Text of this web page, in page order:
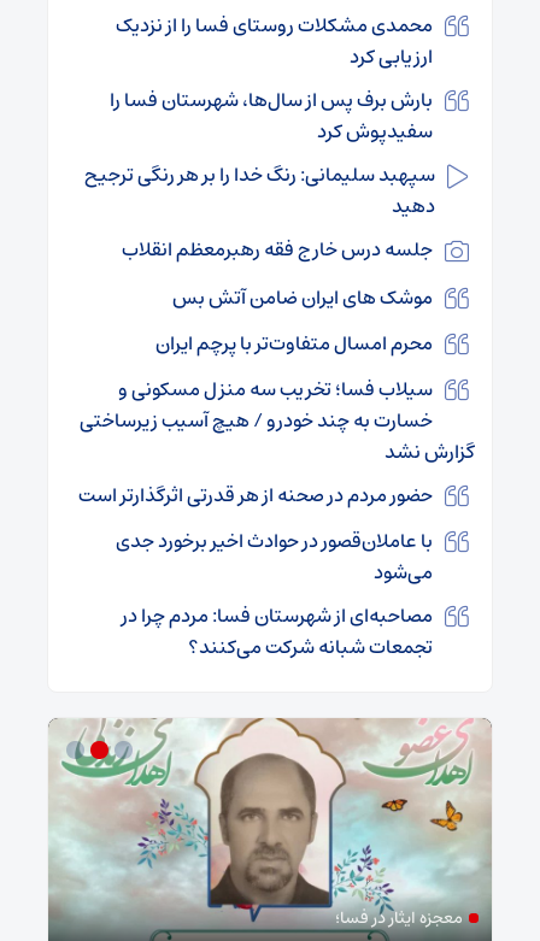
محمدی مشکلات روستای فسا را از نزدیک
ارزیابی کرد
بارش برف پس از سال‌ها، شهرستان فسا را
سفیدپوش کرد
سپهبد سلیمانی: رنگ خدا را بر هر رنگی ترجیح
دهید
جلسه درس خارج فقه رهبرمعظم انقلاب
موشک های ایران ضامن آتش بس
محرم امسال متفاوت‌تر با پرچم ایران
سیلاب فسا؛ تخریب سه منزل مسکونی و
خسارت به چند خودرو / هیچ آسیب زیرساختی
گزارش نشد
حضور مردم در صحنه از هر قدرتی اثرگذارتر است
با عاملان‌قصور در حوادث اخیر برخورد جدی
می‌شود
مصاحبه‌ای از شهرستان فسا: مردم چرا در
تجمعات شبانه شرکت می‌کنند؟
معجزه ایثار در فسا؛